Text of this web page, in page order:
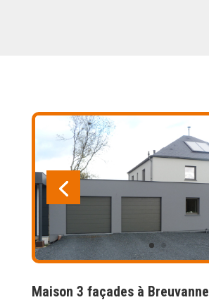
Maison 3 façades à Breuvanne